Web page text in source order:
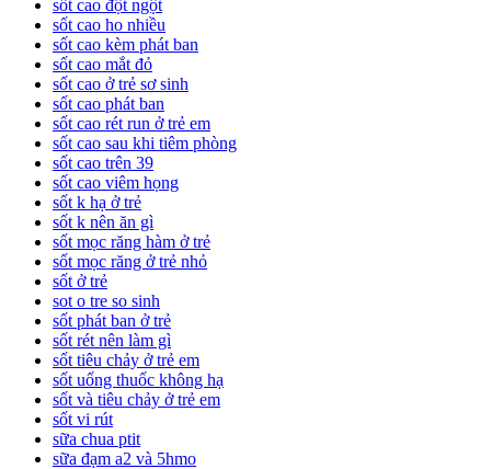
sốt cao đột ngột
sốt cao ho nhiều
sốt cao kèm phát ban
sốt cao mắt đỏ
sốt cao ở trẻ sơ sinh
sốt cao phát ban
sốt cao rét run ở trẻ em
sốt cao sau khi tiêm phòng
sốt cao trên 39
sốt cao viêm họng
sốt k hạ ở trẻ
sốt k nên ăn gì
sốt mọc răng hàm ở trẻ
sốt mọc răng ở trẻ nhỏ
sốt ở trẻ
sot o tre so sinh
sốt phát ban ở trẻ
sốt rét nên làm gì
sốt tiêu chảy ở trẻ em
sốt uống thuốc không hạ
sốt và tiêu chảy ở trẻ em
sốt vi rút
sữa chua ptit
sữa đạm a2 và 5hmo